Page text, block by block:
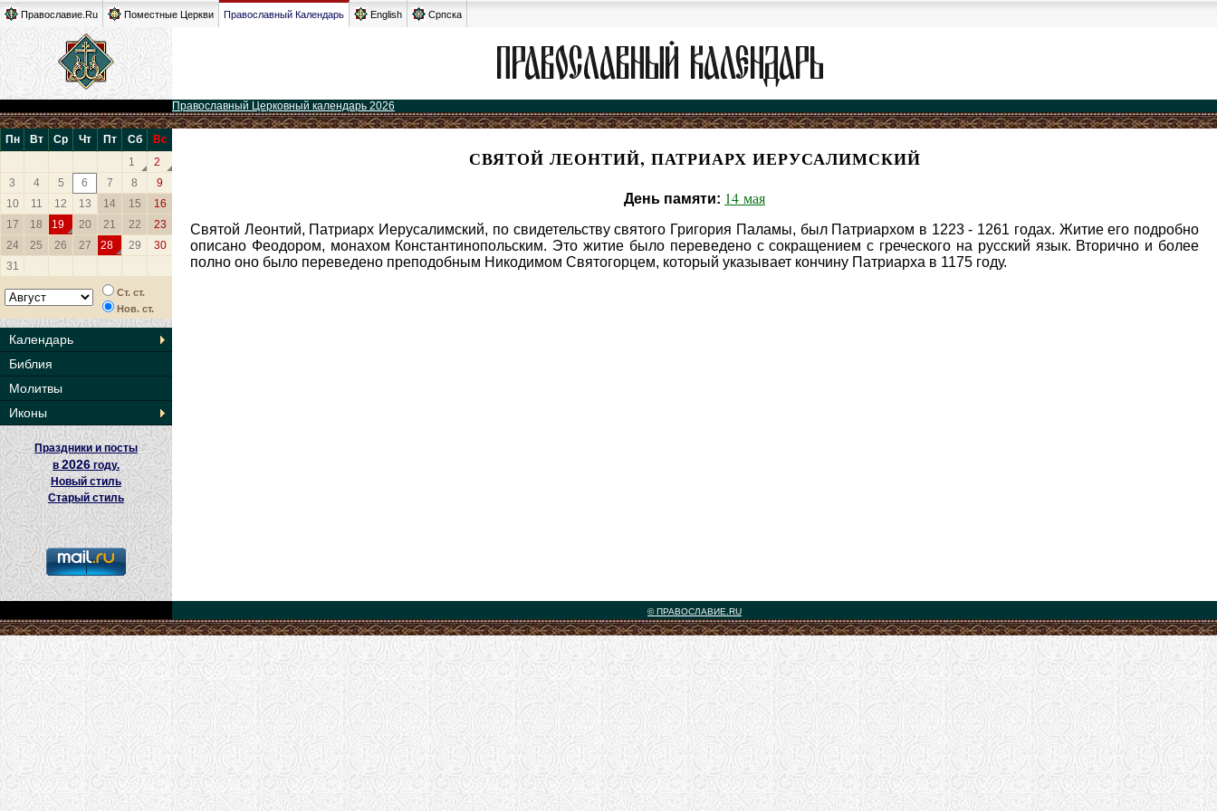
Православие.Ru Поместные Церкви Православный Календарь English Српска
Православный Церковный календарь 2026
Пн Вт Ср Чт Пт Сб
Вс
1
2
3
4 5 6 7 8
9
10
11 12 13 14 15
16
17
18 19 20 21 22
23
24
25 26 27 28 29
30
31
Ст. ст.
Нов. ст.
Календарь
Библия
Молитвы
Иконы
Праздники и посты
в 2026 году.
Новый стиль
Старый стиль
СВЯТОЙ ЛЕОНТИЙ, ПАТРИАРХ ИЕРУСАЛИМСКИЙ
День памяти: 14 мая
Святой Леонтий, Патриарх Иерусалимский, по свидетельству святого Григория Паламы, был Патриархом в 1223 - 1261 годах. Житие его подробно
описано Феодором, монахом Константинопольским. Это житие было переведено с сокращением с греческого на русский язык. Вторично и более
полно оно было переведено преподобным Никодимом Святогорцем, который указывает кончину Патриарха в 1175 году.
© ПРАВОСЛАВИЕ.RU